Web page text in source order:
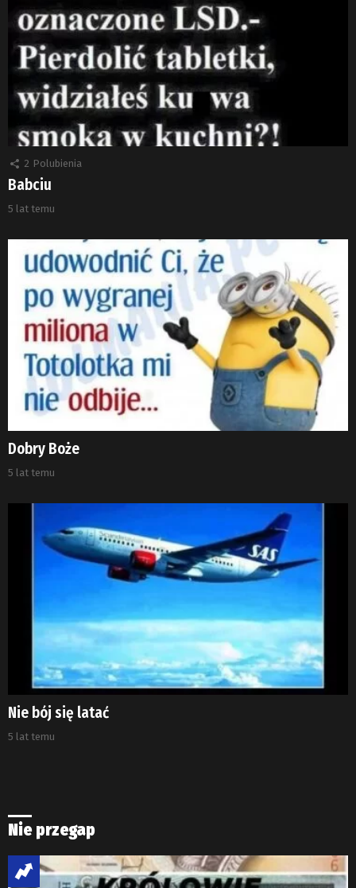
2 Polubienia
Babciu
5 lat temu
Dobry Boże
5 lat temu
Nie bój się latać
5 lat temu
Nie przegap